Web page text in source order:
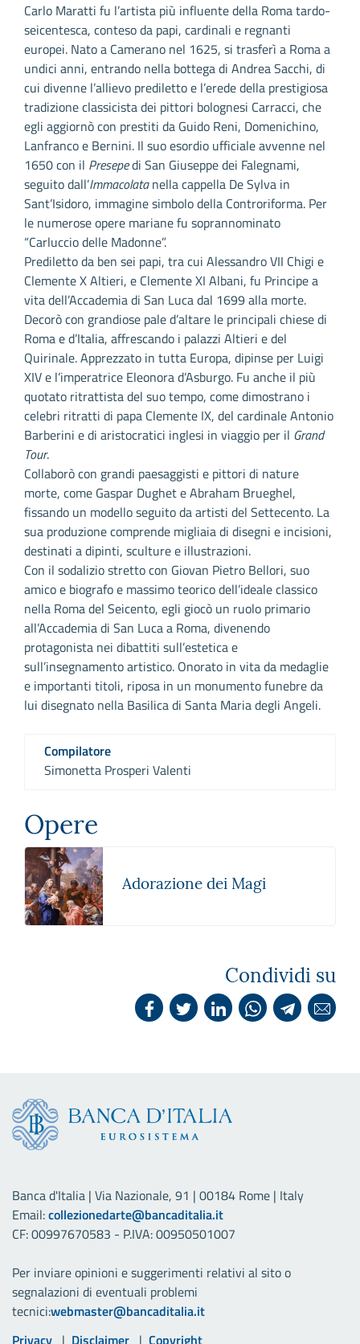
Carlo Maratti fu l’artista più influente della Roma tardo-
seicentesca, conteso da papi, cardinali e regnanti
europei. Nato a Camerano nel 1625, si trasferì a Roma a
undici anni, entrando nella bottega di Andrea Sacchi, di
cui divenne l’allievo prediletto e l’erede della prestigiosa
tradizione classicista dei pittori bolognesi Carracci, che
egli aggiornò con prestiti da Guido Reni, Domenichino,
Lanfranco e Bernini. Il suo esordio ufficiale avvenne nel
1650 con il Presepedi San Giuseppe dei Falegnami,
seguito dall’Immacolatanella cappella De Sylva in
Sant’Isidoro, immagine simbolo della Controriforma. Per
le numerose opere mariane fu soprannominato
“Carluccio delle Madonne”.
Prediletto da ben sei papi, tra cui Alessandro VII Chigi e
Clemente X Altieri, e Clemente XI Albani, fu Principe a
vita dell’Accademia di San Luca dal 1699 alla morte.
Decorò con grandiose pale d’altare le principali chiese di
Roma e d’Italia, affrescando i palazzi Altieri e del
Quirinale. Apprezzato in tutta Europa, dipinse per Luigi
XIV e l’imperatrice Eleonora d’Asburgo. Fu anche il più
quotato ritrattista del suo tempo, come dimostrano i
celebri ritratti di papa Clemente IX, del cardinale Antonio
Barberini e di aristocratici inglesi in viaggio per il Grand
Tour.
Collaborò con grandi paesaggisti e pittori di nature
morte, come Gaspar Dughet e Abraham Brueghel,
fissando un modello seguito da artisti del Settecento. La
sua produzione comprende migliaia di disegni e incisioni,
destinati a dipinti, sculture e illustrazioni.
Con il sodalizio stretto con Giovan Pietro Bellori, suo
amico e biografo e massimo teorico dell’ideale classico
nella Roma del Seicento, egli giocò un ruolo primario
all’Accademia di San Luca a Roma, divenendo
protagonista nei dibattiti sull’estetica e
sull’insegnamento artistico. Onorato in vita da medaglie
e importanti titoli, riposa in un monumento funebre da
lui disegnato nella Basilica di Santa Maria degli Angeli.
Compilatore
Simonetta Prosperi Valenti
Opere
Adorazione dei Magi
Condividi su
Banca d'Italia | Via Nazionale, 91 | 00184 Rome | Italy
Email:collezionedarte@bancaditalia.it
CF: 00997670583 - P.IVA: 00950501007
Per inviare opinioni e suggerimenti relativi al sito o
segnalazioni di eventuali problemi
tecnici:webmaster@bancaditalia.it
Privacy Disclaimer Copyright